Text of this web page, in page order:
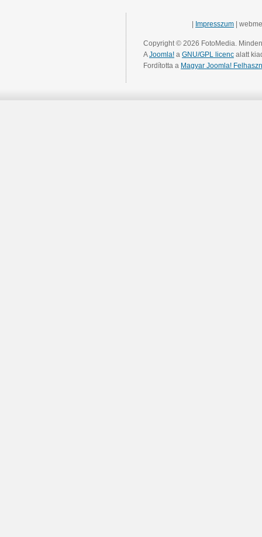
Impresszum |
Copyright © 2026 FotoMedia.
AJoomla! a GNU/GPL licenc alatt
Fordította a Magyar Joomla!